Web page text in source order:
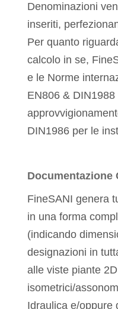
Denominazioni
inseriti,
Per quanto
calcolo in se,
e le Norme
EN806 &
DIN1986 per le
Documentazione
FineSANI genera
in una forma
(indicando
designazioni in
alle viste piante
isometrici/
Idraulica e/oppure